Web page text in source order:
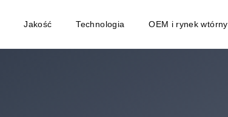
Jakość Technologia OEM i rynek wtórny